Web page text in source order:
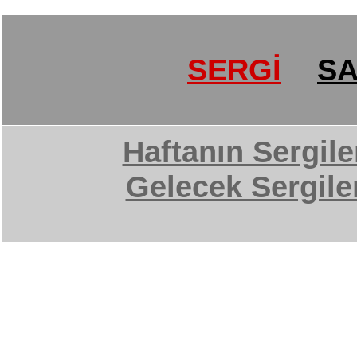
SERGİ
Haftanın
Gelecek